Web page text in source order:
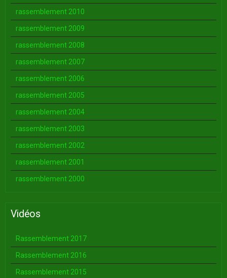
rassemblement 2010
rassemblement 2009
rassemblement 2008
rassemblement 2007
rassemblement 2006
rassemblement 2005
rassemblement 2004
rassemblement 2003
rassemblement 2002
rassemblement 2001
rassemblement 2000
Vidéos
Rassemblement 2017
Rassemblement 2016
Rassemblement 2015